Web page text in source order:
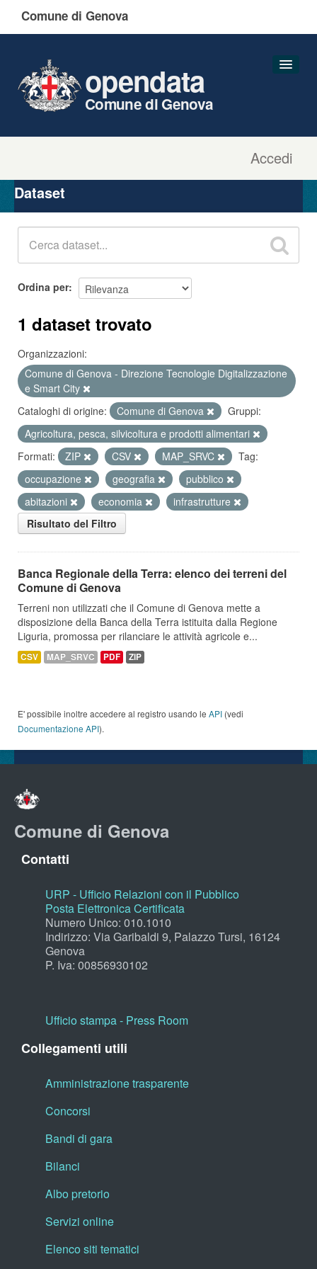
Comune di Genova
Accedi
opendata
Comune di Genova
Organizzazioni
Gruppi
Dataset
Ordina per
1 dataset trovato
Organizzazioni:
Comune di Genova - Direzione Tecnologie Digitalizzazione
e Smart City
Cataloghi di origine:
Comune di Genova
Gruppi:
Agricoltura, pesca, silvicoltura e prodotti alimentari
Formati:
ZIP CSV MAP_SRVC
Tag:
occupazione
geografia
pubblico
abitazioni
economia
infrastrutture
Risultato del Filtro
Banca Regionale della Terra: elenco dei terreni del
Comune di Genova
Terreni non utilizzati che il Comune di Genova mette a
disposizione della Banca della Terra istituita dalla Regione
Liguria, promossa per rilanciare le attività agricole e...
CSV MAP_SRVC PDF ZIP
E' possibile inoltre accedere al registro usando le API (vedi
Documentazione API).
Comune di Genova
Contatti
URP - Ufficio Relazioni con il Pubblico
Posta Elettronica Certificata
Numero Unico: 010.1010
Indirizzo: Via Garibaldi 9, Palazzo Tursi, 16124
Genova
P. Iva: 00856930102
Ufficio stampa - Press Room
Collegamenti utili
Amministrazione trasparente
Concorsi
Bandi di gara
Bilanci
Albo pretorio
Servizi online
Elenco siti tematici